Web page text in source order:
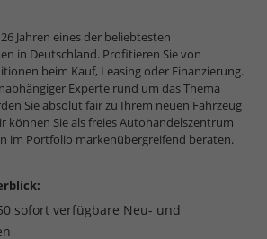
Jahren eines der beliebtesten
in Deutschland. Profitieren Sie von
beim Kauf, Leasing oder Finanzierung.
Experte rund um das Thema
Sie absolut fair zu Ihrem neuen Fahrzeug
können Sie als freies Autohandelszentrum
im Portfolio markenübergreifend beraten.
sofort verfügbare Neu- und